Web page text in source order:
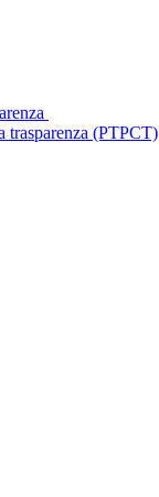
trasparenza (PTPCT)